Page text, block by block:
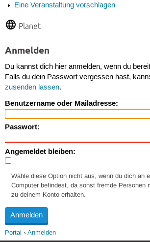
Eine Veranstaltung vorschlagen
Planet
Anmelden
Du kannst dich hier anmelden, wenn du
Falls du dein Passwort vergessen hast,
zusenden lassen.
Benutzername oder Mailadresse:
Passwort:
Angemeldet bleiben:
Wähle diese Option nicht aus, wenn du dich an
Computer befindest, da sonst fremde Personen
zu deinem Konto erhalten.
Portal Anmelden